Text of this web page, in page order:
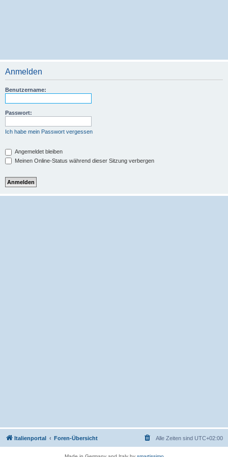
Anmelden
Benutzername:
Passwort:
Ich habe mein Passwort vergessen
Angemeldet bleiben
Meinen Online-Status während dieser Sitzung verbergen
Italienportal Foren-Übersicht Alle Zeiten sind UTC+02:00